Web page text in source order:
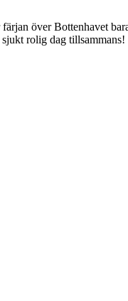
över Bottenhavet
rolig dag tillsammans!